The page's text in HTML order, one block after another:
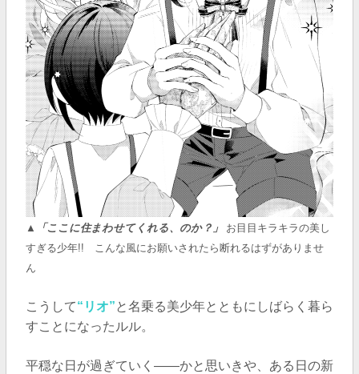
▲ 「ここに住まわせてくれる、のか？」 お目目キラキラの美し
すぎる少年!! こんな風にお願いされたら断れるはずがありませ
ん
こうして“リオ”と名乗る美少年とともにしばらく暮ら
すことになったルル。
平穏な日が過ぎていく――かと思いきや、ある日の新